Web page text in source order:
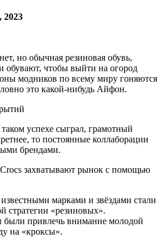
2023
но обычная резиновая обувь,
обувают, чтобы выйти на огород
модников по всему миру гоняются
это какой-нибудь Айфон.
успехе сыграл, грамотный
то постоянные коллаборации
брендами.
марками и звёздами стали
стратегии «резиновых».
привлечь внимание молодой
на «кроксы».